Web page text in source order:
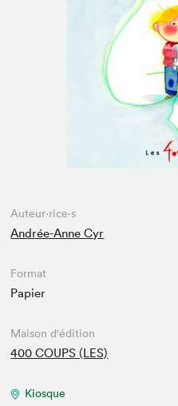
Espace enseignant·e·s
Auteur·rice·s
Andrée-Anne Cyr
Format
Papier
Maison d'édition
400 COUPS (LES)
Kiosque